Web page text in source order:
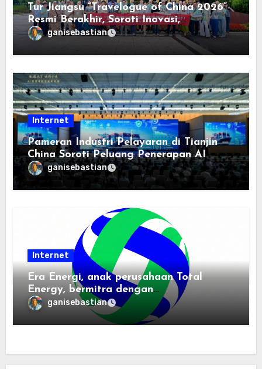
Tur Jiangsu “Travelogue of China 2026”
Resmi Berakhir, Soroti Inovasi,
Keterbukaan, dan Pembangunan
Berorientasi pada Masyarakat
ganisebastian
Internet
Pameran Industri Pelayaran di Tianjin
China Soroti Peluang Penerapan AI
ganisebastian
Internet
Era Energi, anak perusahaan Total
Energy, bermitra dengan
Zhuochuangtong untuk mempercepat
transisi energi Indonesia — raksasa
energi global bergabung dengan tim
ganisebastian